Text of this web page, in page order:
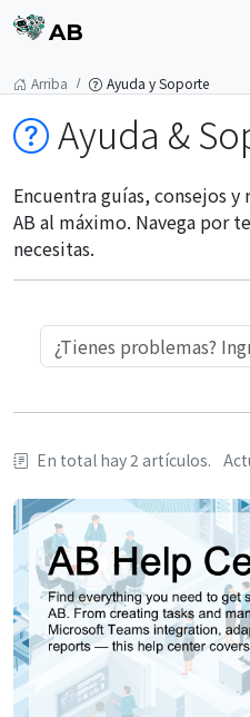
AB
Arriba Ayuda y Soporte
Ayuda &
Encuentra guías, consejos y
AB al máximo. Navega por
necesitas.
En total hay 2 artículos.